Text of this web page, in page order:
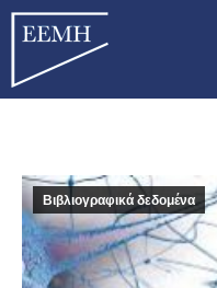
Βιβλιογραφικά δεδομένα